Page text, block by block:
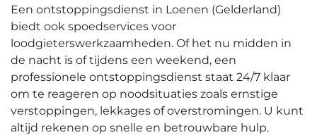
Een ontstoppingsdienst in Loenen (Gelderland)
biedt ook spoedservices voor
loodgieterswerkzaamheden.​ Of het nu midden in
de nacht is of tijdens een weekend‚ een
professionele ontstoppingsdienst staat 24/7 klaar
om te reageren op noodsituaties zoals ernstige
verstoppingen‚ lekkages of overstromingen.​ U kunt
altijd rekenen op snelle en betrouwbare hulp.